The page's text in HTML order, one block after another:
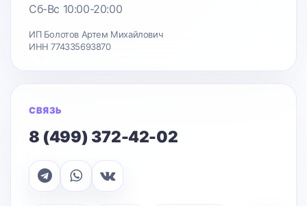
Сб-Вс 10:00-20:00
ИП Болотов Артем Михайлович
ИНН 774335693870
СВЯЗЬ
8 (499) 372-42-02